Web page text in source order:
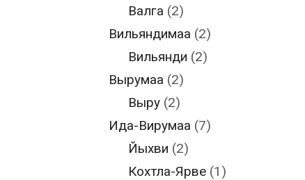
Валга (2)
Вильяндимаа (2)
Вильянди (2)
Вырумаа (2)
Выру (2)
Ида-Вирумаа (7)
Йыхви (2)
Кохтла-Ярве (1)